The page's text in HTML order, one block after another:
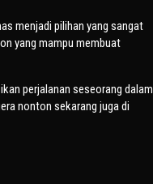
menjadi pilihan yang sangat
yang mampu membuat
perjalanan seseorang dalam
nonton sekarang juga di